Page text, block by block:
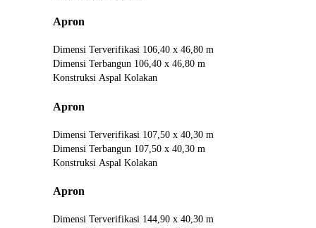
Apron
Dimensi Terverifikasi 106,40 x 46,80 m
Dimensi Terbangun 106,40 x 46,80 m
Konstruksi Aspal Kolakan
Apron
Dimensi Terverifikasi 107,50 x 40,30 m
Dimensi Terbangun 107,50 x 40,30 m
Konstruksi Aspal Kolakan
Apron
Dimensi Terverifikasi 144,90 x 40,30 m